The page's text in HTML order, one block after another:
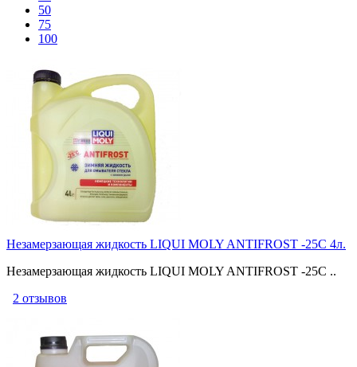
50
75
100
Незамерзающая жидкость LIQUI MOLY ANTIFROST -25C 4л.
Незамерзающая жидкость LIQUI MOLY ANTIFROST -25C ..
2 отзывов